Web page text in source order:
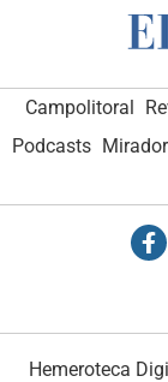
Campolitoral
Podcasts
Hemeroteca